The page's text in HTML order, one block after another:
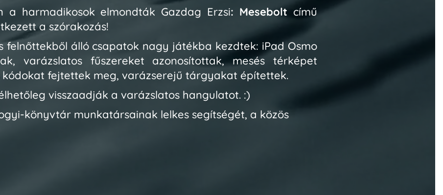
a harmadikosok elmondták Gazdag Erzsi: Mesebolt című
a szórakozás!
felnőttekből álló csapatok nagy játékba kezdtek: iPad Osmo
varázslatos fűszereket azonosítottak, mesés térképet
kódokat fejtettek meg, varázserejű tárgyakat építettek.
visszaadják a varázslatos hangulatot. :)
könyvtár munkatársainak lelkes segítségét, a közös